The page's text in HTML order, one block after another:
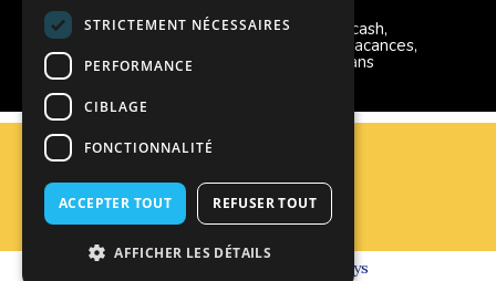
Modes de règlement acceptés
Chèque, Virement, Espèces, Mandats cash,
Bons CAF, Conseil général, Chèques vacances,
Carte bancaire, Prise en charge reçu sans
règlement, Prélèvement
Plan du site
Espace Professionnels
Réalisation
Vackélys
STRICTEMENT NÉCESSAIRES
PERFORMANCE
CIBLAGE
FONCTIONNALITÉ
ACCEPTER TOUT REFUSER TOUT
AFFICHER LES DÉTAILS